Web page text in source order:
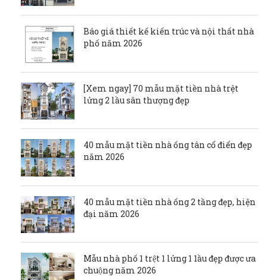
Báo giá thiết kế kiến trúc và nội thất nhà
phố năm 2026
[Xem ngay] 70 mẫu mặt tiền nhà trệt
lửng 2 lầu sân thượng đẹp
40 mẫu mặt tiền nhà ống tân cổ điển đẹp
năm 2026
40 mẫu mặt tiền nhà ống 2 tầng đẹp, hiện
đại năm 2026
Mẫu nhà phố 1 trệt 1 lửng 1 1ầu đẹp được ưa
chuộng năm 2026